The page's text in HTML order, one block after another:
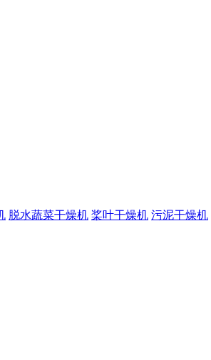
脱水蔬菜干燥机 桨叶干燥机 污泥干燥机